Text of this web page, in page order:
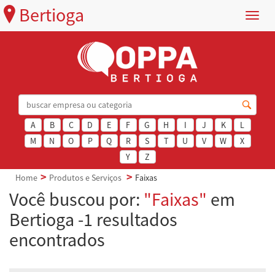
Menu
Bertioga
A B C D E F G H I J K
L
M
N O P Q R S T U V W
X
Y
Z
Home
Produtos e Serviços Faixas
Você buscou por: "Faixas" em
Bertioga -1 resultados
encontrados